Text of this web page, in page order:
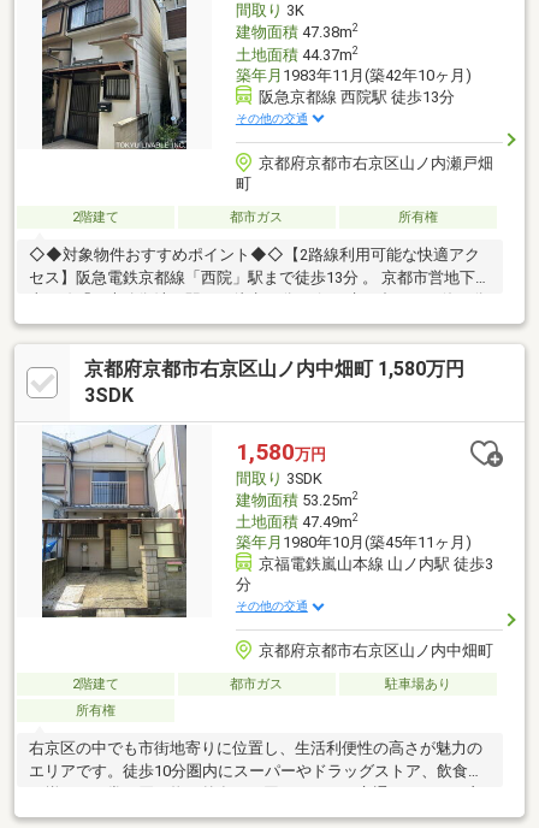
間取り 3K
建物面積47.38m2
土地面積44.37m2
築年月 1983年11月(築42年10ヶ月)
阪急京都線 西院駅 徒歩13分
その他の交通
京都府京都市右京区山ノ内瀬戸畑
町
2階建て 都市ガス 所有権
◇◆対象物件おすすめポイント◆◇【2路線利用可能な快適アク
セス】阪急電鉄京都線「西院」駅まで徒歩13分 。 京都市営地下鉄
けができる2路線利用可能な立地で、通勤・通学やお出かけに大変
便利です 。【現況空家につきスムーズな計画が可能】現況は空家
となっておりますので、お客様のご都合に合わせていつでもゆっ
くりと現地や室内をご内覧いただけます 。即引渡しが可能なため
す。
京都府京都市右京区山ノ内中畑町 1,580万円
3SDK
1,580万円
間取り 3SDK
建物面積53.25m2
土地面積47.49m2
築年月 1980年10月(築45年11ヶ月)
京福電鉄嵐山本線 山ノ内駅 徒歩3
分
その他の交通
京都府京都市右京区山ノ内中畑町
2階建て 都市ガス
駐車場あり
所有権
右京区の中でも市街地寄りに位置し、生活利便性の高さが魅力の
エリアです。徒歩10分圏内にスーパーやドラッグストア、飲食店
好で、市内中心部への移動がしやすく、通勤・通学にも適した立